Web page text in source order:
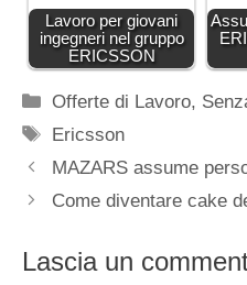
Lavoro per giovani
ingegneri nel gruppo
ERICSSON
Categorie
Offerte di Lavoro,
Tag
Ericsson
MAZARS assume
Come diventare cake
Lascia un